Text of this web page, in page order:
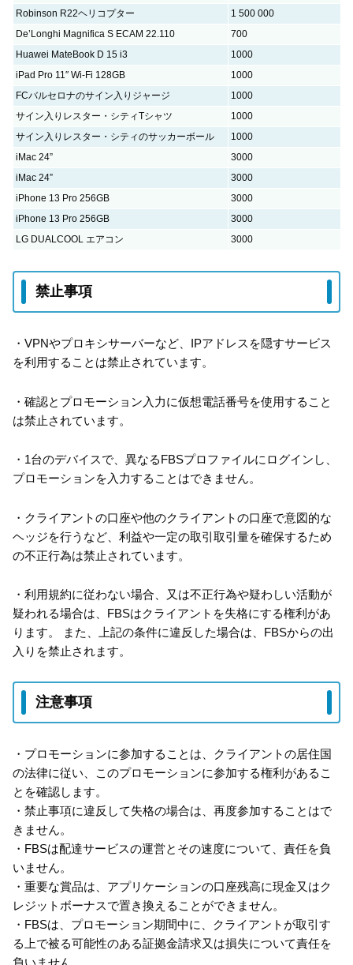
Robinson R22ヘリコプター
1 500 000
De’Longhi Magnifica S ECAM 22.110
700
Huawei MateBook D 15 i3
1000
iPad Pro 11″ Wi-Fi 128GB
1000
FCバルセロナのサイン入りジャージ
1000
サイン入りレスター・シティTシャツ
1000
サイン入りレスター・シティのサッカーボール
1000
iMac 24”
3000
iMac 24”
3000
iPhone 13 Pro 256GB
3000
iPhone 13 Pro 256GB
3000
LG DUALCOOL エアコン
3000
禁止事項
・VPNやプロキシサーバーなど、IPアドレスを隠すサービス
を利用することは禁止されています。
・確認とプロモーション入力に仮想電話番号を使用すること
は禁止されています。
・1台のデバイスで、異なるFBSプロファイルにログインし、
プロモーションを入力することはできません。
・クライアントの口座や他のクライアントの口座で意図的な
ヘッジを行うなど、利益や一定の取引取引量を確保するため
の不正行為は禁止されています。
・利用規約に従わない場合、又は不正行為や疑わしい活動が
疑われる場合は、FBSはクライアントを失格にする権利があ
ります。 また、上記の条件に違反した場合は、FBSからの出
入りを禁止されます。
注意事項
・プロモーションに参加することは、クライアントの居住国
の法律に従い、このプロモーションに参加する権利があるこ
とを確認します。
・禁止事項に違反して失格の場合は、再度参加することはで
きません。
・FBSは配達サービスの運営とその速度について、責任を負
いません。
・重要な賞品は、アプリケーションの口座残高に現金又はク
レジットボーナスで置き換えることができません。
・FBSは、プロモーション期間中に、クライアントが取引す
る上で被る可能性のある証拠金請求又は損失について責任を